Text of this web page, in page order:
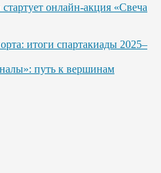
онлайн-акция «Свеча
итоги спартакиады 2025–
путь к вершинам